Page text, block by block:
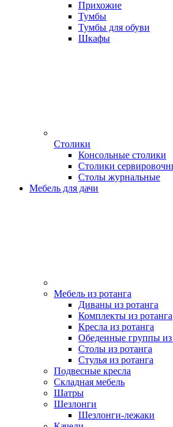
Прихожие
Тумбы
Тумбы для обуви
Шкафы
Столики
Консольные столики
Столики
Столы журнальные
Мебель для дачи
Мебель из ротанга
Диваны из ротанга
Комплекты из ротанга
Кресла из ротанга
Обеденные группы из
Столы из ротанга
Стулья из ротанга
Подвесные кресла
Складная мебель
Шатры
Шезлонги
Шезлонги-лежаки